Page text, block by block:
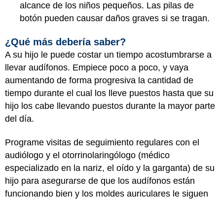
alcance de los niños pequeños. Las pilas de
botón pueden causar daños graves si se tragan.
¿Qué más debería saber?
A su hijo le puede costar un tiempo acostumbrarse a
llevar audífonos. Empiece poco a poco, y vaya
aumentando de forma progresiva la cantidad de
tiempo durante el cual los lleve puestos hasta que su
hijo los cabe llevando puestos durante la mayor parte
del día.
Programe visitas de seguimiento regulares con el
audiólogo y el otorrinolaringólogo (médico
especializado en la nariz, el oído y la garganta) de su
hijo para asegurarse de que los audífonos están
funcionando bien y los moldes auriculares le siguen